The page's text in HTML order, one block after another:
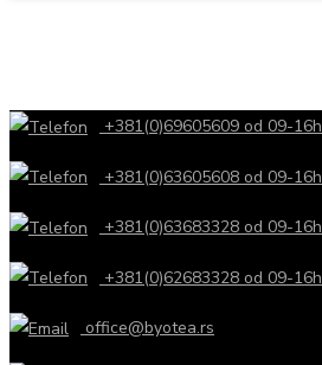
+381(0)69605609 od 09-16h
+381(0)63605608 od 09-16h
+381(0)63683328 od 09-16h
+381(0)62683328 od 09-16h
office@byotea.rs